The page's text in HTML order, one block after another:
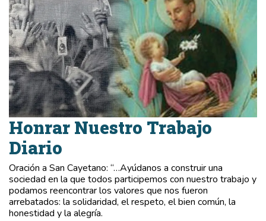
Honrar Nuestro Trabajo
Diario
Oración a San Cayetano: “…Ayúdanos a construir una
sociedad en la que todos participemos con nuestro trabajo y
podamos reencontrar los valores que nos fueron
arrebatados: la solidaridad, el respeto, el bien común, la
honestidad y la alegría.